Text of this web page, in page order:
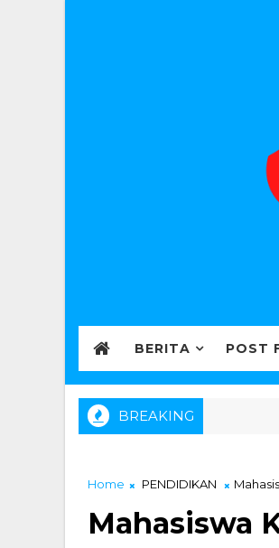
BERITA POST
BREAKING
Home PENDIDIKAN
Mahasiswa